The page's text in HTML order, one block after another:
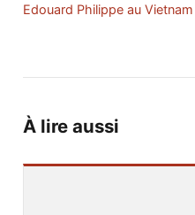
Edouard Philippe au
À lire aussi